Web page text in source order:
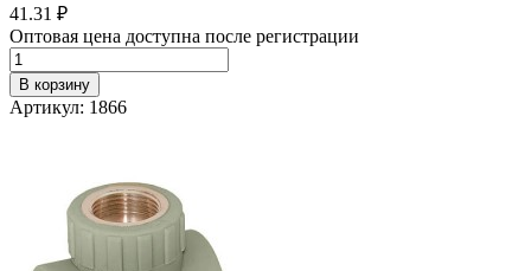
41.31 ₽
Оптовая цена доступна после регистрации
В корзину
Артикул: 1866